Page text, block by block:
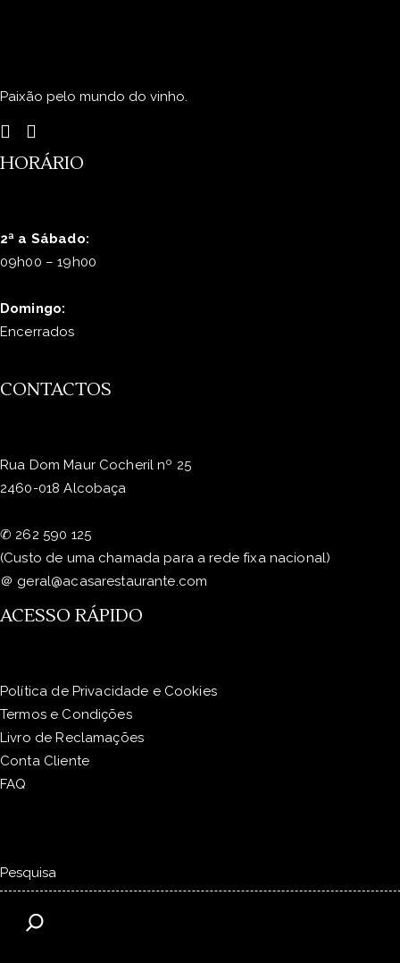
Paixão pelo mundo do vinho.
HORÁRIO
2ª a Sábado:
09h00 – 19h00
Domingo:
Encerrados
CONTACTOS
Rua Dom Maur Cocheril nº 25
2460-018 Alcobaça
✆ 262 590 125
(Custo de uma chamada para a rede fixa nacional)
＠ geral@acasarestaurante.com
ACESSO RÁPIDO
Política de Privacidade e Cookies
Termos e Condições
Livro de Reclamações
Conta Cliente
FAQ